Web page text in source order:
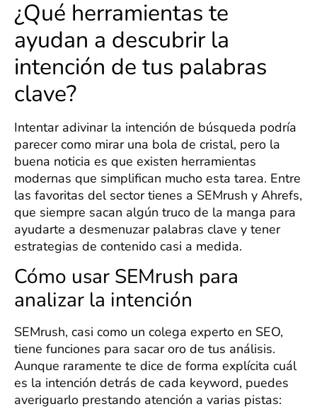
¿Qué herramientas te
ayudan a descubrir la
intención de tus palabras
clave?
Intentar adivinar la intención de búsqueda podría
parecer como mirar una bola de cristal, pero la
buena noticia es que existen herramientas
modernas que simplifican mucho esta tarea. Entre
las favoritas del sector tienes a SEMrush y Ahrefs,
que siempre sacan algún truco de la manga para
ayudarte a desmenuzar palabras clave y tener
estrategias de contenido casi a medida.
Cómo usar SEMrush para
analizar la intención
SEMrush, casi como un colega experto en SEO,
tiene funciones para sacar oro de tus análisis.
Aunque raramente te dice de forma explícita cuál
es la intención detrás de cada keyword, puedes
averiguarlo prestando atención a varias pistas: